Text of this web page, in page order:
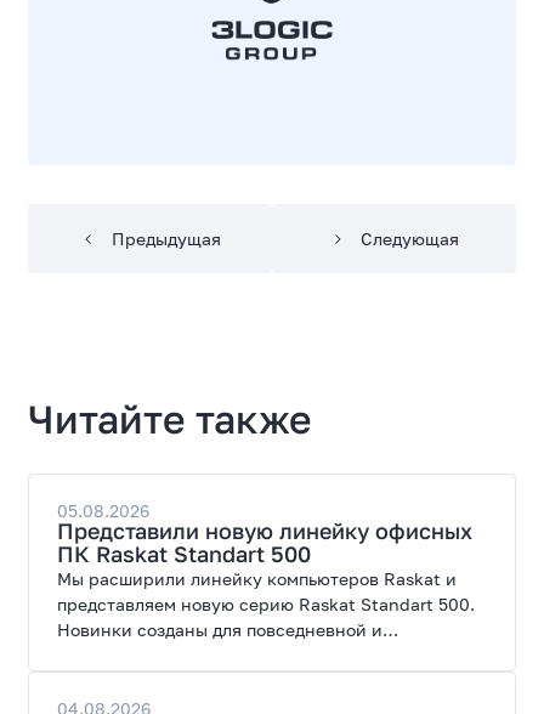
Предыдущая Следующая
Читайте также
05.08.2026
Представили новую линейку офисных
ПК Raskat Standart 500
Мы расширили линейку компьютеров Raskat и
представляем новую серию Raskat Standart 500.
Новинки созданы для повседневной и
широкие возможности модернизации.
04.08.2026